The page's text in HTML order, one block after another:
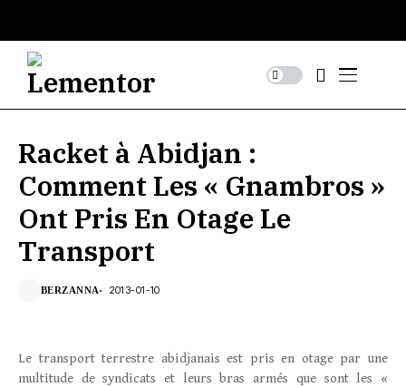
Racket à Abidjan :
Comment Les « Gnambros »
Ont Pris En Otage Le
Transport
BERZANNA 2013-01-10
Le transport terrestre abidjanais est pris en otage par une
multitude de syndicats et leurs bras armés que sont les «